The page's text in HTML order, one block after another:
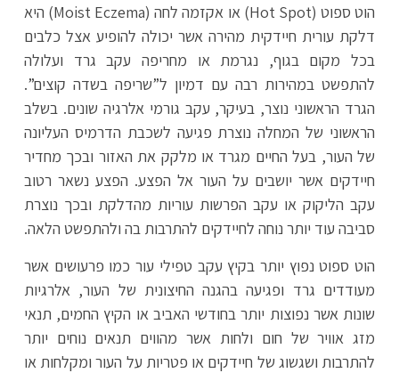
הוט ספוט (Hot Spot) או אקזמה לחה (Moist Eczema) היא
דלקת עורית חיידקית מהירה אשר יכולה להופיע אצל כלבים
בכל מקום בגוף, נגרמת או מחריפה עקב גרד ועלולה
להתפשט במהירות רבה עם דמיון ל”שריפה בשדה קוצים”.
הגרד הראשוני נוצר, בעיקר, עקב גורמי אלרגיה שונים. בשלב
הראשוני של המחלה נוצרת פגיעה לשכבת הדרמיס העליונה
של העור, בעל החיים מגרד או מלקק את האזור ובכך מחדיר
חיידקים אשר יושבים על העור אל הפצע. הפצע נשאר רטוב
עקב הליקוק או עקב הפרשות עוריות מהדלקת ובכך נוצרת
סביבה עוד יותר נוחה לחיידקים להתרבות בה ולהתפשט הלאה.
הוט ספוט נפוץ יותר בקיץ עקב טפילי עור כמו פרעושים אשר
מעודדים גרד ופגיעה בהגנה החיצונית של העור, אלרגיות
שונות אשר נפוצות יותר בחודשי האביב או הקיץ החמים, תנאי
מזג אוויר של חום ולחות אשר מהווים תנאים נוחים יותר
להתרבות ושגשוג של חיידקים או פטריות על העור ומקלחות או